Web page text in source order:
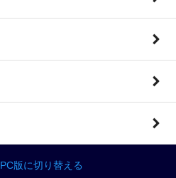
PC版に切り替える